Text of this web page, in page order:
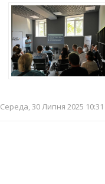
Середа, 30 Липня 2025